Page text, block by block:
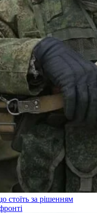
стоїть за рішенням